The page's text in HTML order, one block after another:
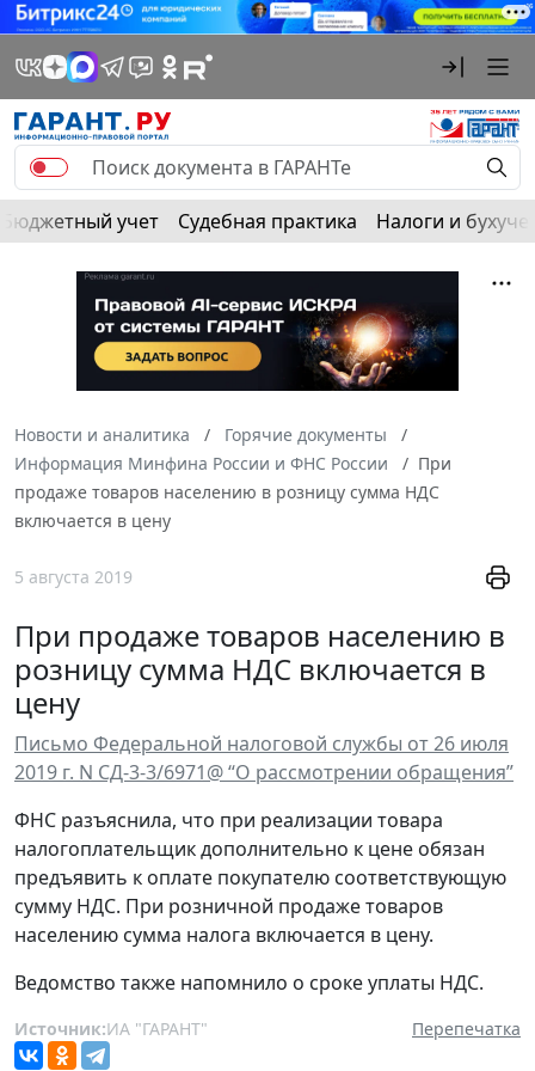
Бюджетный учет Судебная практика Налоги и
Новости и аналитика
Горячие документы
Информация Минфина России и ФНС России
При
продаже товаров населению в розницу сумма НДС
включается в цену
5 августа 2019
При продаже товаров населению в
розницу сумма НДС включается в
цену
Письмо Федеральной налоговой службы от 26 июля
2019 г. N СД-3-3/6971@ “О рассмотрении обращения”
ФНС разъяснила, что при реализации товара
налогоплательщик дополнительно к цене обязан
предъявить к оплате покупателю соответствующую
сумму НДС. При розничной продаже товаров
населению сумма налога включается в цену.
Ведомство также напомнило о сроке уплаты НДС.
Источник:ИА "ГАРАНТ" Перепечатка